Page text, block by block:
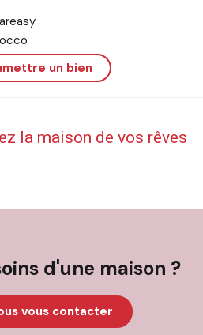
un bien
la maison de vos rêves
d'une maison ?
vous contacter